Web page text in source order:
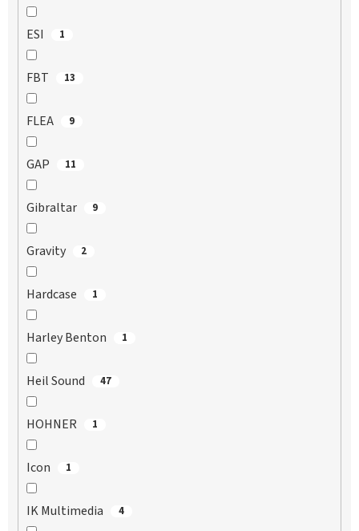
ESI 1
FBT 13
FLEA 9
GAP 11
Gibraltar 9
Gravity 2
Hardcase 1
Harley Benton 1
Heil Sound 47
HOHNER 1
Icon 1
IK Multimedia 4